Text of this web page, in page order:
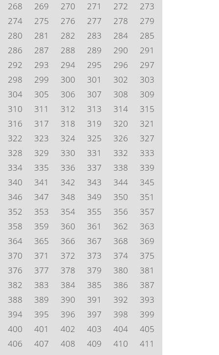
268
269 270 271 272
273
274
275 276 277 278
279
280
281 282 283 284
285
286
287 288 289 290
291
292
293 294 295 296
297
298
299 300 301 302
303
304
305 306 307 308
309
310
311 312 313 314
315
316
317 318 319 320
321
322
323 324 325 326
327
328
329 330 331 332
333
334
335 336 337 338
339
340
341 342 343 344
345
346
347 348 349 350
351
352
353 354 355 356
357
358
359 360 361 362
363
364
365 366 367 368
369
370
371 372 373 374
375
376
377 378 379 380
381
382
383 384 385 386
387
388
389 390 391 392
393
394
395 396 397 398
399
400
401 402 403 404
405
406
407 408 409 410
411